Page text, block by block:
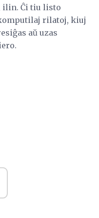
ilin. Ĉi tiu listo
rilatoj, kiuj
aŭ uzas